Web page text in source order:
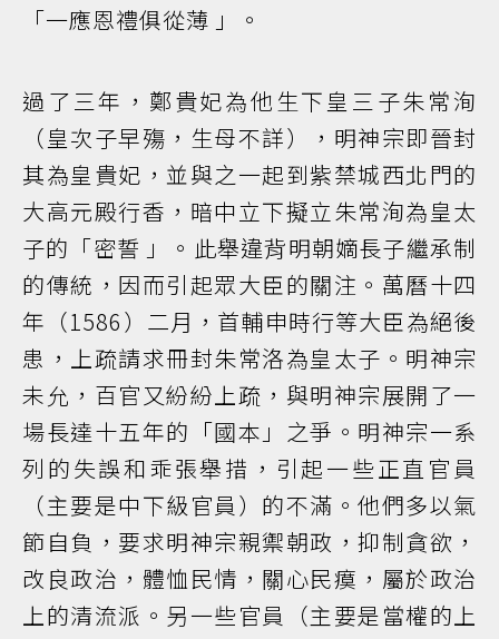
「一應恩禮俱從薄 」。
過了三年，鄭貴妃為他生下皇三子朱常洵
（皇次子早殤，生母不詳），明神宗即晉封
其為皇貴妃，並與之一起到紫禁城西北門的
大高元殿行香，暗中立下擬立朱常洵為皇太
子的「密誓 」。此舉違背明朝嫡長子繼承制
的傳統，因而引起眾大臣的關注。萬曆十四
年（1586）二月，首輔申時行等大臣為絕後
患，上疏請求冊封朱常洛為皇太子。明神宗
未允，百官又紛紛上疏，與明神宗展開了一
場長達十五年的「國本」之爭。明神宗一系
列的失誤和乖張舉措，引起一些正直官員
（主要是中下級官員）的不滿。他們多以氣
節自負，要求明神宗親禦朝政，抑制貪欲，
改良政治，體恤民情，關心民瘼，屬於政治
上的清流派。另一些官員（主要是當權的上